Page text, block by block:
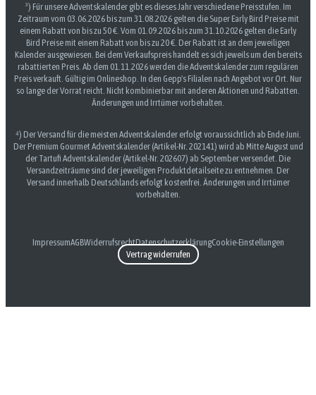
³) Für unsere Adventskalender gibt es dieses Jahr verschiedene Preisstufen. Im
Zeitraum vom 03.06.2026 bis zum 31.08.2026 gelten die Super Early Bird Preise mit
einem Rabatt von bis zu 50 €. Vom 01.09.2026 bis zum 31.10.2026 gelten die Early
Bird Preise mit einem Rabatt von bis zu 20 €. Der Rabatt ist an dem jeweiligen
Kalender ausgewiesen. Bei dem Verkaufspreis handelt es sich jeweils um den bereits
rabattierten Preis. Ab dem 01.11.2026 werden die Adventskalender zum regulären
Preis verkauft. Gültig im Onlineshop. In den Gepp's Filialen nach Angebot vor Ort. Nur
so lange der Vorrat reicht. Nicht kombinierbar mit anderen Aktionen und Rabatten.
Änderungen und Irrtümer vorbehalten.
⁴) Der Versand für die meisten Adventskalender erfolgt voraussichtlich ab Ende Juni.
Der Premium Gourmet Adventskalender (Artikel-Nr. 202141) wird ab Mitte August und
der Tartufi Adventskalender (Artikel-Nr. 202607) ab September versendet. Die
Versandzeiträume sind der jeweiligen Produktdetailseite zu entnehmen. Der
Versand innerhalb Deutschlands erfolgt kostenfrei. Änderungen und Irrtümer
vorbehalten.
ImpressumAGBWiderrufsrechtDatenschutzerklärungCookie-Einstellungen
Vertrag widerrufen